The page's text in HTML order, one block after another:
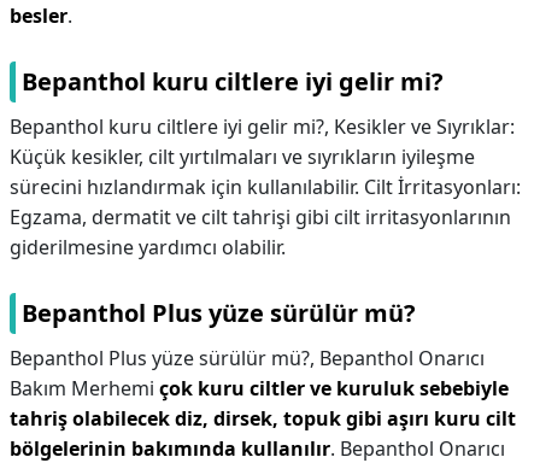
besler.
Bepanthol kuru ciltlere iyi gelir mi?
Bepanthol kuru ciltlere iyi gelir mi?, Kesikler ve Sıyrıklar:
Küçük kesikler, cilt yırtılmaları ve sıyrıkların iyileşme
sürecini hızlandırmak için kullanılabilir. Cilt İrritasyonları:
Egzama, dermatit ve cilt tahrişi gibi cilt irritasyonlarının
giderilmesine yardımcı olabilir.
Bepanthol Plus yüze sürülür mü?
Bepanthol Plus yüze sürülür mü?, Bepanthol Onarıcı
Bakım Merhemi çok kuru ciltler ve kuruluk sebebiyle
tahriş olabilecek diz, dirsek, topuk gibi aşırı kuru cilt
bölgelerinin bakımında kullanılır. Bepanthol Onarıcı